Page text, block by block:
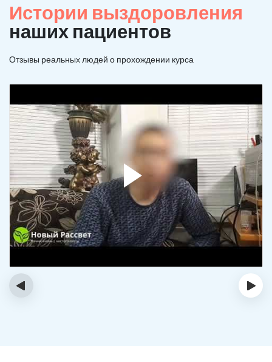
Истории выздоровления
наших пациентов
Отзывы реальных людей о прохождении курса
‹ ›